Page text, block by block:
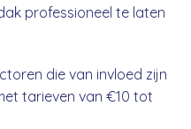
professioneel te laten
die van invloed zijn
tarieven van €10 tot